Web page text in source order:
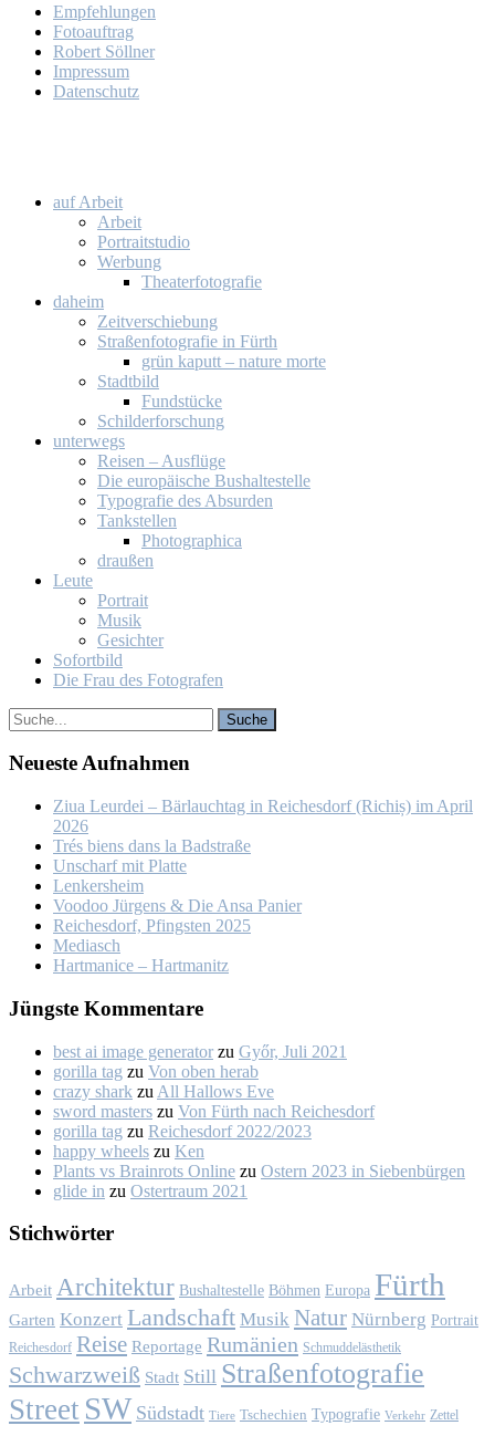
Emp­feh­lun­gen
Fo­to­auf­trag
Ro­bert Söll­ner
Im­pres­sum
Da­ten­schutz
auf Ar­beit
Ar­beit
Por­trait­stu­dio
Wer­bung
Thea­ter­fo­to­gra­fie
da­heim
Zeit­ver­schie­bung
Stra­ßen­fo­to­gra­fie in Fürth
grün ka­putt – na­tu­re mor­te
Stadt­bild
Fund­stü­cke
Schil­der­for­schung
un­ter­wegs
Rei­sen – Aus­flü­ge
Die eu­ro­päi­sche Bus­hal­te­stel­le
Ty­po­gra­fie des Ab­sur­den
Tank­stel­len
Pho­to­gra­phi­ca
drau­ßen
Leu­te
Por­trait
Mu­sik
Ge­sich­ter
So­fort­bild
Die Frau des Fo­to­gra­fen
Neu­es­te Auf­nah­men
Ziua Leur­dei – Bär­lauch­tag in Rei­ches­dorf (Ri­chiș) im April
2026
Trés biens dans la Bad­stra­ße
Un­scharf mit Plat­te
Len­kers­heim
Voo­doo Jür­gens & Die An­sa Pa­nier
Rei­ches­dorf, Pfings­ten 2025
Me­dia­sch
Hart­ma­nice – Hart­ma­nitz
Jüngs­te Kom­men­ta­re
best ai image generator zu Győr, Ju­li 2021
gorilla tag zu Von oben her­ab
crazy shark zu All Hal­lows Eve
sword masters zu Von Fürth nach Rei­ches­dorf
gorilla tag zu Rei­ches­dorf 2022/2023
happy wheels zu Ken
Plants vs Brainrots Online zu Os­tern 2023 in Sie­ben­bür­gen
glide in zu Os­ter­traum 2021
Stich­wör­ter
Arbeit Architektur Bushaltestelle Böhmen Europa Fürth
Garten Konzert Landschaft Musik Natur Nürnberg Portrait
Reichesdorf Reise Reportage Rumänien Schmuddelästhetik
Schwarzweiß Stadt Still Straßenfotografie
Street SW Südstadt Tiere Tschechien Typografie Verkehr Zettel